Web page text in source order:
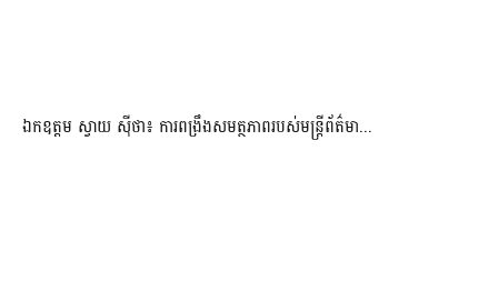
ឯកឧត្តម ស្វាយ ស៊ីថា៖ ការពង្រឹងសមត្ថភាពរបស់មន្ត្រីព័ត៌មា...